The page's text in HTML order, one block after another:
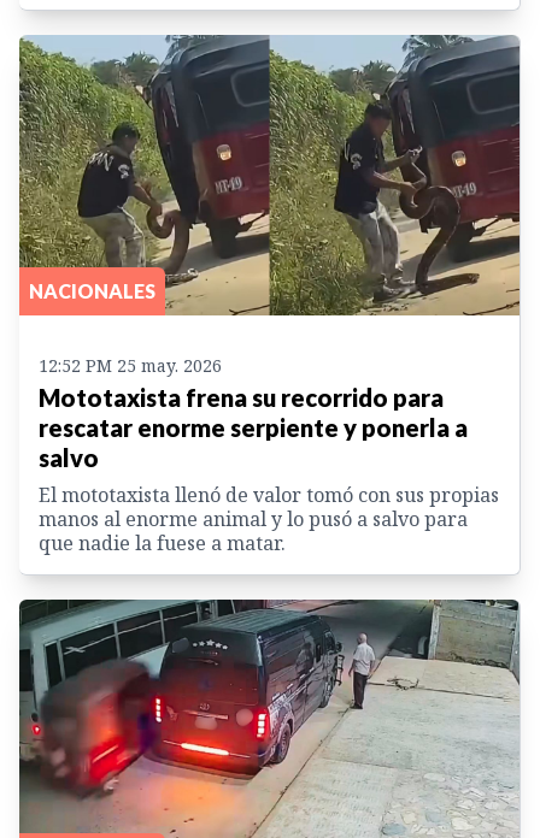
NACIONALES
12:52 PM 25 may. 2026
Mototaxista frena su recorrido para
rescatar enorme serpiente y ponerla a
salvo
El mototaxista llenó de valor tomó con sus propias
manos al enorme animal y lo pusó a salvo para
que nadie la fuese a matar.